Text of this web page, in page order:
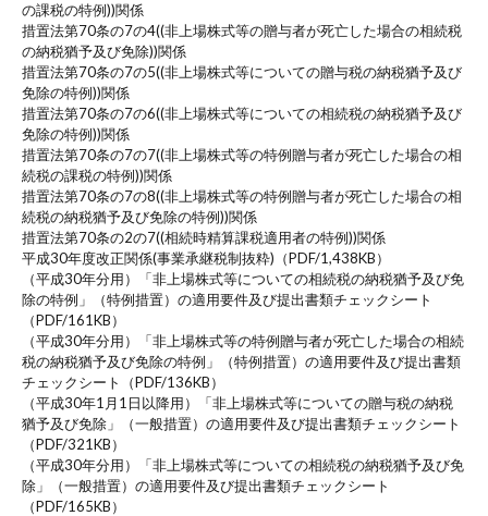
の課税の特例))関係
措置法第70条の7の4((非上場株式等の贈与者が死亡した場合の相続税
の納税猶予及び免除))関係
措置法第70条の7の5((非上場株式等についての贈与税の納税猶予及び
免除の特例))関係
措置法第70条の7の6((非上場株式等についての相続税の納税猶予及び
免除の特例))関係
措置法第70条の7の7((非上場株式等の特例贈与者が死亡した場合の相
続税の課税の特例))関係
措置法第70条の7の8((非上場株式等の特例贈与者が死亡した場合の相
続税の納税猶予及び免除の特例))関係
措置法第70条の2の7((相続時精算課税適用者の特例))関係
平成30年度改正関係(事業承継税制抜粋)（PDF/1,438KB）
（平成30年分用）「非上場株式等についての相続税の納税猶予及び免
除の特例」（特例措置）の適用要件及び提出書類チェックシート
（PDF/161KB）
（平成30年分用）「非上場株式等の特例贈与者が死亡した場合の相続
税の納税猶予及び免除の特例」（特例措置）の適用要件及び提出書類
チェックシート（PDF/136KB）
（平成30年1月1日以降用）「非上場株式等についての贈与税の納税
猶予及び免除」（一般措置）の適用要件及び提出書類チェックシート
（PDF/321KB）
（平成30年分用）「非上場株式等についての相続税の納税猶予及び免
除」（一般措置）の適用要件及び提出書類チェックシート
（PDF/165KB）